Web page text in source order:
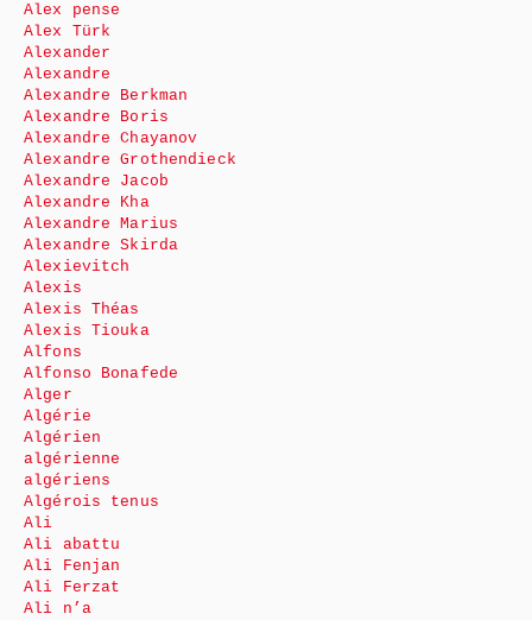
Alex pense
Alex Türk
Alexander
Alexandre
Alexandre Berkman
Alexandre Boris
Alexandre Chayanov
Alexandre Grothendieck
Alexandre Jacob
Alexandre Kha
Alexandre Marius
Alexandre Skirda
Alexievitch
Alexis
Alexis Théas
Alexis Tiouka
Alfons
Alfonso Bonafede
Alger
Algérie
Algérien
algérienne
algériens
Algérois tenus
Ali
Ali abattu
Ali Fenjan
Ali Ferzat
Ali n’a